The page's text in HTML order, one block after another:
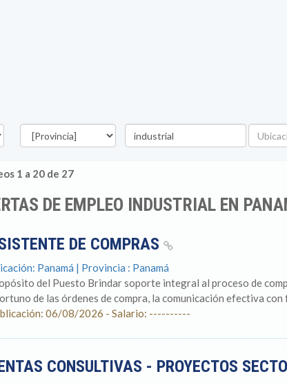
Provincia
Palabra
clave
1 a 20 de 27
DE EMPLEO INDUSTRIAL EN
DE COMPRAS
Panamá | Provincia : Panamá
del Puesto Brindar soporte integral al proceso de
de las órdenes de compra, la comunicación efectiva con
06/08/2026 - Salario: ----------
CONSULTIVAS - PROYECTOS